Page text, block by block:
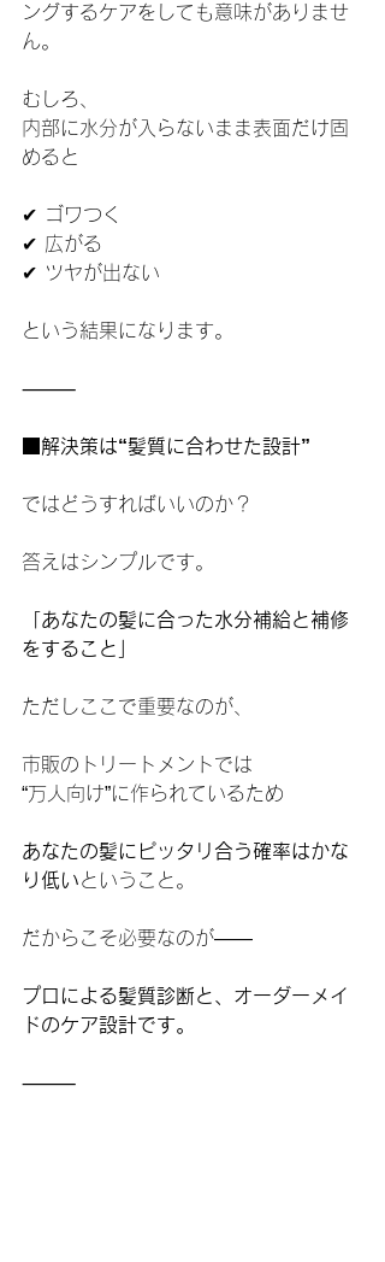
ングするケアをしても意味がありませ
ん。
むしろ、
内部に水分が入らないまま表面だけ固
めると
✔ ゴワつく
✔ 広がる
✔ ツヤが出ない
という結果になります。
⸻
■解決策は“髪質に合わせた設計”
ではどうすればいいのか？
答えはシンプルです。
「あなたの髪に合った水分補給と補修
をすること」
ただしここで重要なのが、
市販のトリートメントでは
“万人向け”に作られているため
あなたの髪にピッタリ合う確率はかな
り低いということ。
だからこそ必要なのが——
プロによる髪質診断と、オーダーメイ
ドのケア設計です。
⸻